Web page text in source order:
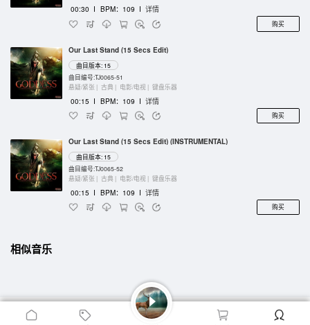
00:30 I BPM：109 I 详情
购买
Our Last Stand (15 Secs Edit)
曲目版本: 15
曲目编号:TJ0065-51
悬疑/紧张 | 古典 | 电影/电视 | 键盘乐器
00:15 I BPM：109 I 详情
购买
Our Last Stand (15 Secs Edit) (INSTRUMENTAL)
曲目版本: 15
曲目编号:TJ0065-52
悬疑/紧张 | 古典 | 电影/电视 | 键盘乐器
00:15 I BPM：109 I 详情
购买
相似音乐